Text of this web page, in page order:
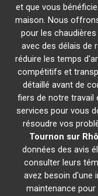
et que vous
maison. Nous
pour les
avec des délais de
réduire les temps
compétitifs et
détaillé avant de
fiers de notre
services pour vous
résoudre vos
Tournon sur
données des avis
consulter leurs
avez besoin d'une
maintenance pour